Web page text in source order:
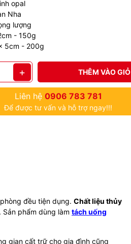
opal
Nha
lượng
- 150g
5cm - 200g
+ THÊM VÀO GIỎ
Liên hệ 0906 783 781
Để được tư vấn và hỗ trợ ngay!!!
đều tiện dụng. Chất liệu thủy
phẩm dùng làm tách uống
gian cất trữ cho gia đình cũng